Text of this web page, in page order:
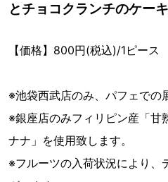
とチョコクランチのケーキ
【価格】800円(税込)/1ピース
※池袋西武店のみ、パフェでの
※銀座店のみフィリピン産「甘
ナナ」を使用致します。
※フルーツの入荷状況により、